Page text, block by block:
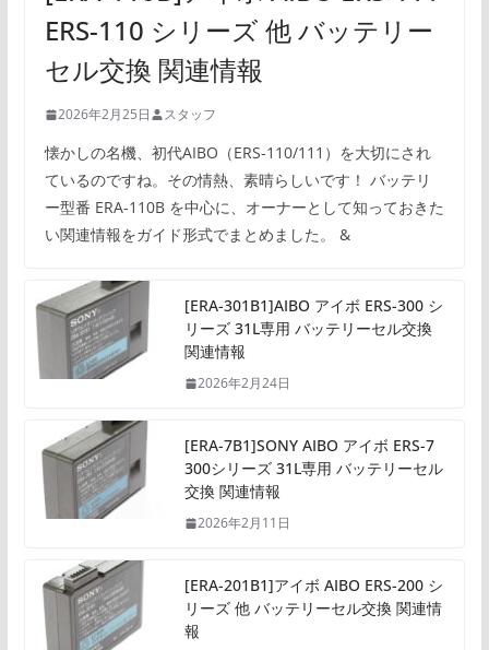
ERS-110 シリーズ 他 バッテリー
セル交換 関連情報
2026年2月25日 スタッフ
懐かしの名機、初代AIBO（ERS-110/111）を大切にされ
ているのですね。その情熱、素晴らしいです！ バッテリ
ー型番 ERA-110B を中心に、オーナーとして知っておきた
い関連情報をガイド形式でまとめました。 &
[ERA-301B1]AIBO アイボ ERS-300 シ
リーズ 31L専用 バッテリーセル交換
関連情報
2026年2月24日
[ERA-7B1]SONY AIBO アイボ ERS-7
300シリーズ 31L専用 バッテリーセル
交換 関連情報
2026年2月11日
[ERA-201B1]アイボ AIBO ERS-200 シ
リーズ 他 バッテリーセル交換 関連情
報